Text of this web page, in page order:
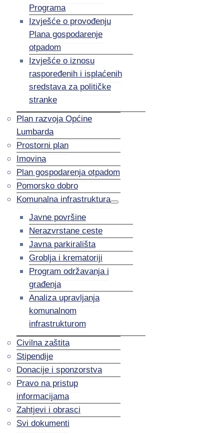
Programa
Izvješće o provođenju
Plana gospodarenje
otpadom
Izvješće o iznosu
raspoređenih i isplaćenih
sredstava za političke
stranke
Plan razvoja Općine
Lumbarda
Prostorni plan
Imovina
Plan gospodarenja otpadom
Pomorsko dobro
Komunalna infrastruktura
Javne površine
Nerazvrstane ceste
Javna parkirališta
Groblja i krematoriji
Program održavanja i
građenja
Analiza upravljanja
komunalnom
infrastrukturom
Civilna zaštita
Stipendije
Donacije i sponzorstva
Pravo na pristup
informacijama
Zahtjevi i obrasci
Svi dokumenti